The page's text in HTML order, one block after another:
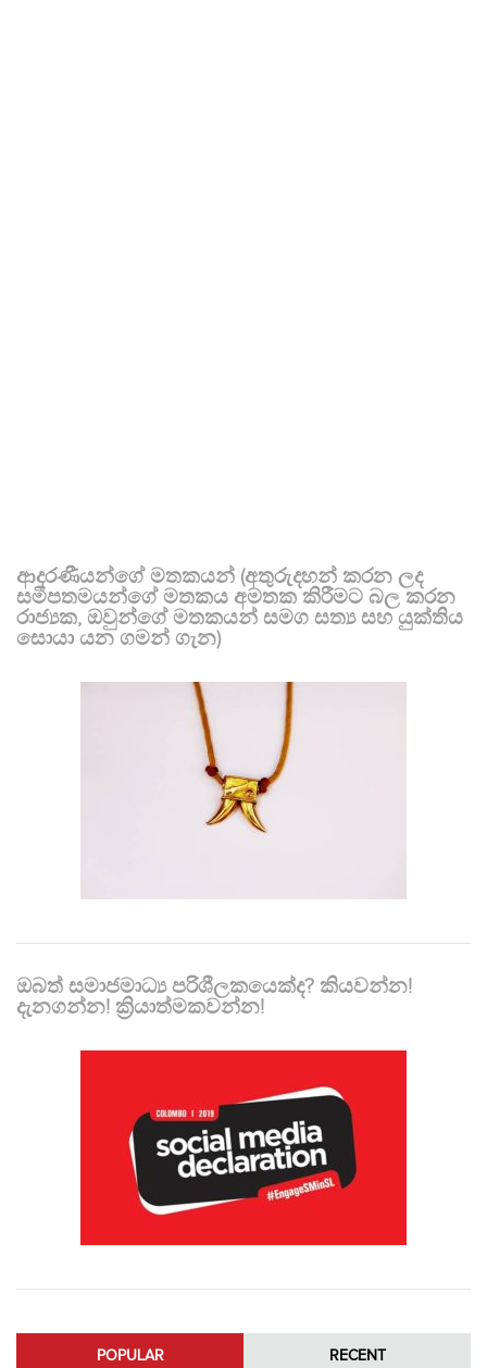
ආදරණීයන්ගේ මතකයන් (අතුරුදහන් කරන ලද
සමීපතමයන්ගේ මතකය අමතක කිරීමට බල කරන
රාජ්‍යක, ඔවුන්ගේ මතකයන් සමග සත්‍ය සහ යුක්තිය
සොයා යන ගමන් ගැන)
ඔබත් සමාජමාධ්‍ය පරිශීලකයෙක්ද? කියවන්න!
දැනගන්න! ක්‍රියාත්මකවන්න!
POPULAR RECENT